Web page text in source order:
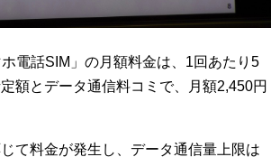
ホ電話SIM」の月額料金は、1回あたり5
額とデータ通信料コミで、月額2,450円
て料金が発生し、データ通信量上限は